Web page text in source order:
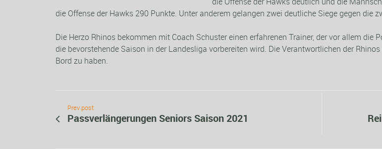
die Offense der Hawks 290 Punkte. Unter anderem gelangen zwei deutliche Siege gegen die
Die Herzo Rhinos bekommen mit Coach Schuster einen erfahrenen Trainer, der vor allem die
die bevorstehende Saison in der Landesliga vorbereiten wird. Die Verantwortlichen der
Bord zu haben.
Prev post
Passverlängerungen Seniors Saison 2021